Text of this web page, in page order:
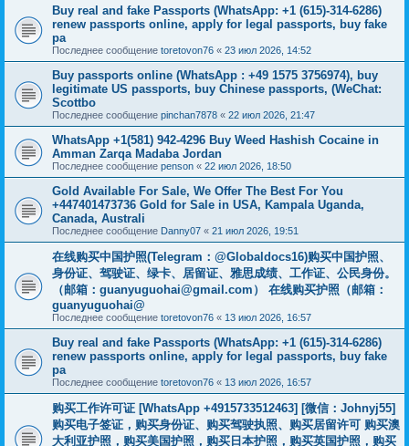
Buy real and fake Passports (WhatsApp: +1 (615)-314-6286)
renew passports online, apply for legal passports, buy fake
pa
Последнее сообщение toretovon76 « 23 июл 2026, 14:52
Buy passports online (WhatsApp : +49 1575 3756974), buy
legitimate US passports, buy Chinese passports, (WeChat:
Scottbo
Последнее сообщение pinchan7878 « 22 июл 2026, 21:47
WhatsApp +1(581) 942-4296 Buy Weed Hashish Cocaine in
Amman Zarqa Madaba Jordan
Последнее сообщение penson « 22 июл 2026, 18:50
Gold Available For Sale, We Offer The Best For You
+447401473736 Gold for Sale in USA, Kampala Uganda,
Canada, Australi
Последнее сообщение Danny07 « 21 июл 2026, 19:51
在线购买中国护照(Telegram：@Globaldocs16)购买中国护照、
身份证、驾驶证、绿卡、居留证、雅思成绩、工作证、公民身份。
（邮箱： guanyuguohai@gmail.com ） 在线购买护照（邮箱：
guanyuguohai@
Последнее сообщение toretovon76 « 13 июл 2026, 16:57
Buy real and fake Passports (WhatsApp: +1 (615)-314-6286)
renew passports online, apply for legal passports, buy fake
pa
Последнее сообщение toretovon76 « 13 июл 2026, 16:57
购买工作许可证 [WhatsApp +4915733512463] [微信：Johnyj55]
购买电子签证，购买身份证、购买驾驶执照、购买居留许可 购买澳
大利亚护照，购买美国护照，购买日本护照，购买英国护照，购买